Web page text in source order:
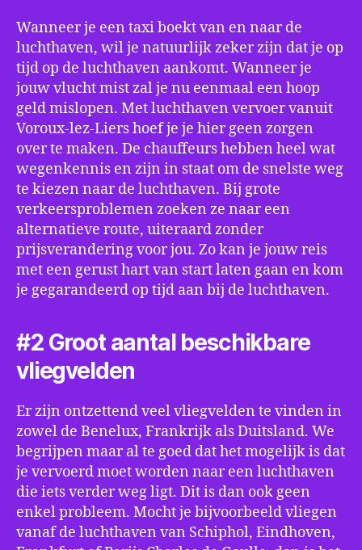
Wanneer je een taxi boekt van en naar de
luchthaven, wil je natuurlijk zeker zijn dat je op
tijd op de luchthaven aankomt. Wanneer je
jouw vlucht mist zal je nu eenmaal een hoop
geld mislopen. Met luchthaven vervoer vanuit
Voroux-lez-Liers hoef je je hier geen zorgen
over te maken. De chauffeurs hebben heel wat
wegenkennis en zijn in staat om de snelste weg
te kiezen naar de luchthaven. Bij grote
verkeersproblemen zoeken ze naar een
alternatieve route, uiteraard zonder
prijsverandering voor jou. Zo kan je jouw reis
met een gerust hart van start laten gaan en kom
je gegarandeerd op tijd aan bij de luchthaven.
#2 Groot aantal beschikbare
vliegvelden
Er zijn ontzettend veel vliegvelden te vinden in
zowel de Benelux, Frankrijk als Duitsland. We
begrijpen maar al te goed dat het mogelijk is dat
je vervoerd moet worden naar een luchthaven
die iets verder weg ligt. Dit is dan ook geen
enkel probleem. Mocht je bijvoorbeeld vliegen
vanaf de luchthaven van Schiphol, Eindhoven,